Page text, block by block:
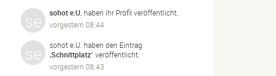
sohot e.U. haben ihr Profil veröffentlicht.
vorgestern 08:44
sohot e.U. haben den Eintrag
„Schnittplatz“ veröffentlicht.
vorgestern 08:43